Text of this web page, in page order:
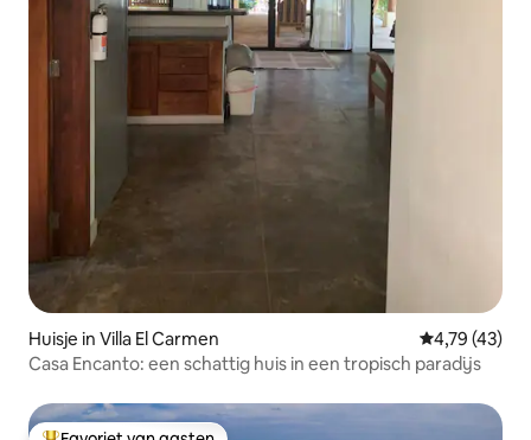
Huisje in Villa El Carmen Gemiddelde
4,79 (43)
Casa Encanto: een schattig huis in een tropisch paradijs